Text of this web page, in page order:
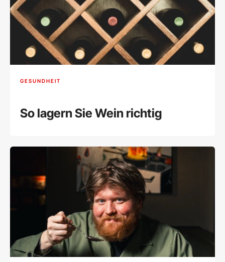
GESUNDHEIT
So lagern Sie Wein richtig